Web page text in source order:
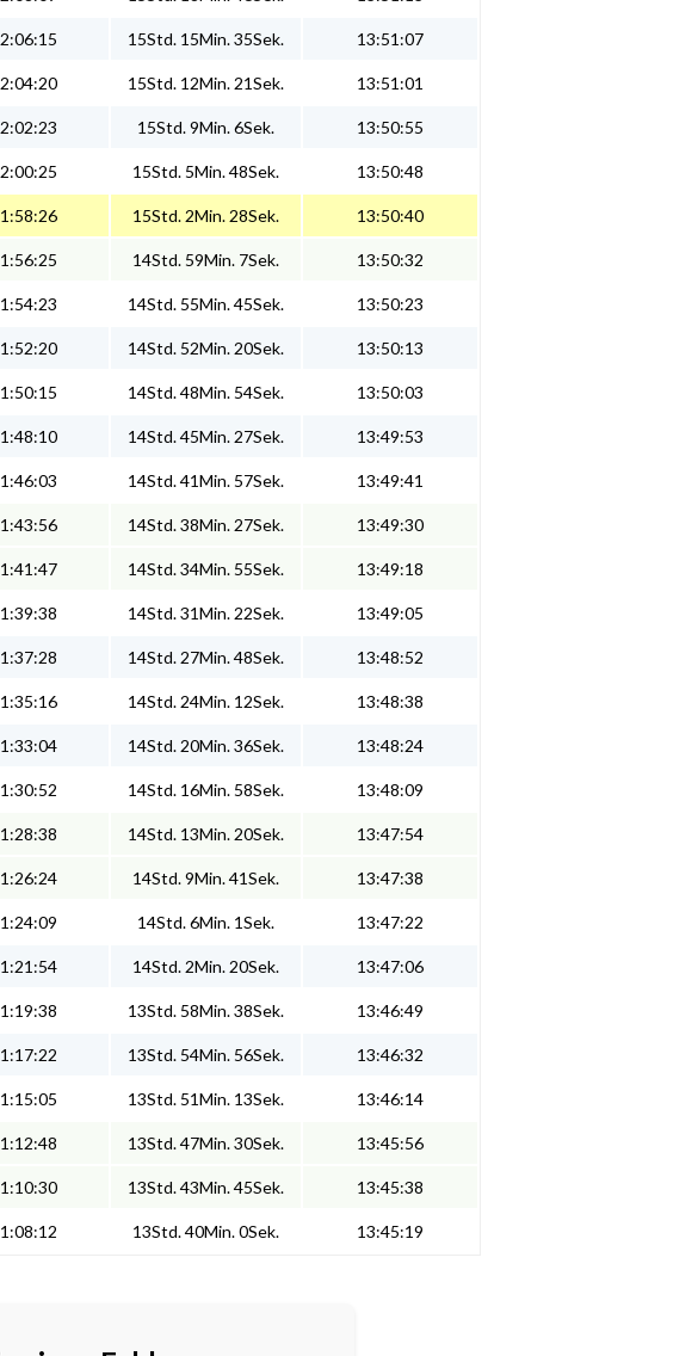
15Std. 15Min. 35Sek. 13:51:07
15Std. 12Min. 21Sek. 13:51:01
15Std. 9Min. 6Sek. 13:50:55
15Std. 5Min. 48Sek. 13:50:48
15Std. 2Min. 28Sek. 13:50:40
14Std. 59Min. 7Sek. 13:50:32
14Std. 55Min. 45Sek. 13:50:23
14Std. 52Min. 20Sek. 13:50:13
14Std. 48Min. 54Sek. 13:50:03
14Std. 45Min. 27Sek. 13:49:53
14Std. 41Min. 57Sek. 13:49:41
14Std. 38Min. 27Sek. 13:49:30
14Std. 34Min. 55Sek. 13:49:18
14Std. 31Min. 22Sek. 13:49:05
14Std. 27Min. 48Sek. 13:48:52
14Std. 24Min. 12Sek. 13:48:38
14Std. 20Min. 36Sek. 13:48:24
14Std. 16Min. 58Sek. 13:48:09
14Std. 13Min. 20Sek. 13:47:54
14Std. 9Min. 41Sek. 13:47:38
14Std. 6Min. 1Sek. 13:47:22
14Std. 2Min. 20Sek. 13:47:06
13Std. 58Min. 38Sek. 13:46:49
13Std. 54Min. 56Sek. 13:46:32
13Std. 51Min. 13Sek. 13:46:14
13Std. 47Min. 30Sek. 13:45:56
13Std. 43Min. 45Sek. 13:45:38
13Std. 40Min. 0Sek. 13:45:19